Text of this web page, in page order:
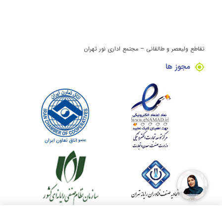
تقاطع ولیعصر و طالقانی – مجتمع اداری نور تهران
مجوز ها